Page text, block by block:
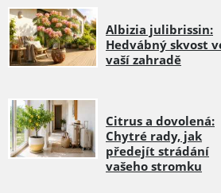
Albizia julibrissin:
Hedvábný skvost
vaší zahradě
Citrus a dovolená:
Chytré rady, jak
předejít strádání
vašeho stromku